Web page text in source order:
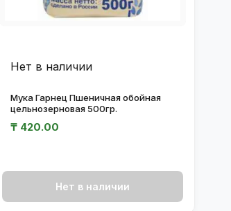
Нет в наличии
Мука Гарнец Пшеничная обойная
цельнозерновая 500гр.
₸ 420.00
Нет в наличии